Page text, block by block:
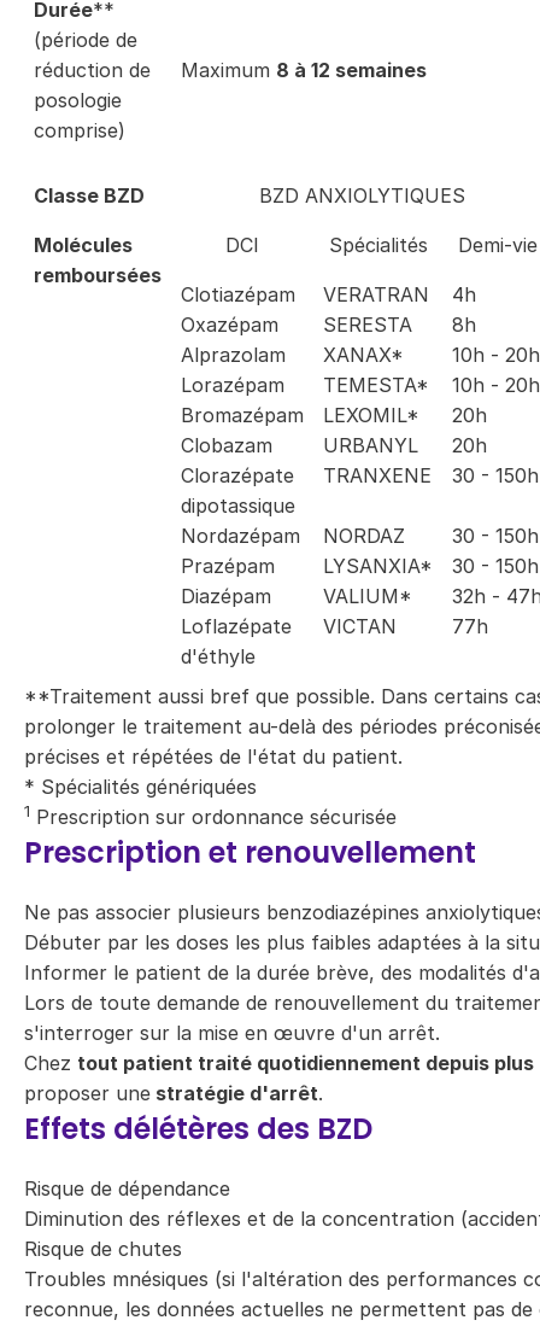
Durée**
(période de
réduction de
posologie
comprise)
Maximum 8 à 12 semaines
​Classe BZD BZD ANXIOLYTIQUES
Molécules
remboursées
DCI ​Spécialités ​Demi-vie
Clotiazépam
Oxazépam
Alprazolam
Lorazépam
Bromazépam
Clobazam
Clorazépate
dipotassique
Nordazépam
Prazépam
Diazépam
Loflazépate
d'éthyle
​VERATRAN
SERESTA
XANAX*
TEMESTA*
LEXOMIL*
URBANYL
TRANXENE
NORDAZ
LYSANXIA*
VALIUM*
VICTAN
​4h
8h
10h - 20h
10h - 20h
20h
20h
30 - 150h
30 - 150h
30 - 150h
32h -
77h
**Traitement aussi bref que possible. Dans certains
prolonger le traitement au-delà des périodes
précises et répétées de l'état du patient.
* Spécialités génériquées
1 Prescription sur ordonnance sécurisée
Prescription et renouvellement
Ne pas associer plusieurs benzodiazépines
Débuter par les doses les plus faibles adaptées à la
Informer le patient de la durée brève, des modalités
Lors de toute demande de renouvellement du
s'interroger sur la mise en œuvre d'un arrêt.
Chez tout patient traité quotidiennement depuis plus
proposer une stratégie d'arrêt.
Effets délétères des BZD
Risque de dépendance
Diminution des réflexes et de la concentration
Risque de chutes
Troubles mnésiques (si l'altération des performances
reconnue, les données actuelles ne permettent pas